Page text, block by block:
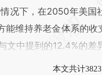
况下，在2050年美国
能维持养老金体系的
文中提到的12.4%的
本文共计